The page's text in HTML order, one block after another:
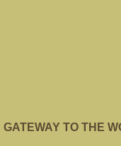
GATEWAY TO THE